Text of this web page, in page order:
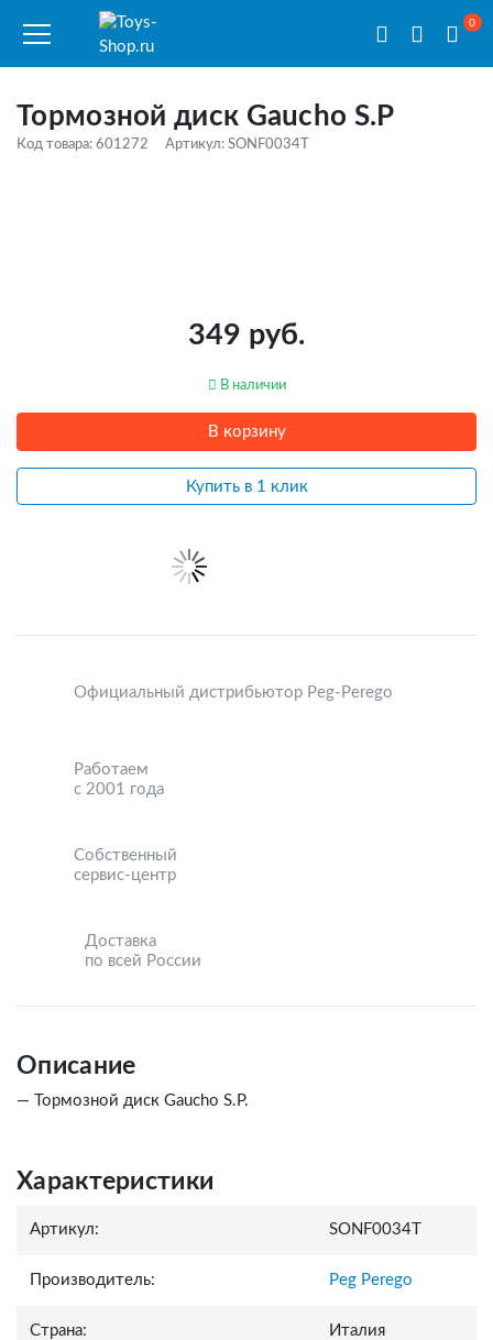
0
Тормозной диск Gaucho S.P
Код товара: 601272 Артикул: SONF0034T
349 руб.
В наличии
В корзину
Купить в 1 клик
Официальный дистрибьютор Peg-Perego
Работаем
с 2001 года
Собственный
сервис-центр
Доставка
по всей России
Описание
— Тормозной диск Gaucho S.P.
Характеристики
Артикул: SONF0034T
Производитель: Peg Perego
Страна: Италия